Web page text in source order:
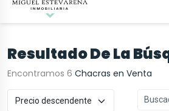
Resultado De La
Encontramos 6 Chacras en Venta